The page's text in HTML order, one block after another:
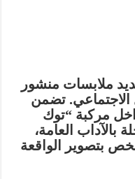
ملابسات منشور
تضمن
مركبة “توك
بالآداب العامة،
بتصوير الواقعة